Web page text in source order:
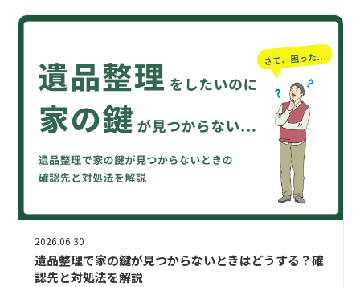
2026.06.30
遺品整理で家の鍵が見つからないときはどうする？確
認先と対処法を解説